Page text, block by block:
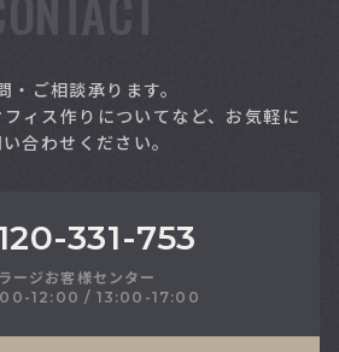
・ご相談承ります。
ィス作りについてなど、お気軽に
合わせください。
331-753
ージお客様センター
12:00 / 13:00-17:00